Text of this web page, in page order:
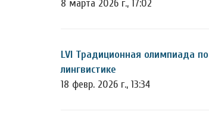
8 марта 2026 г., 17:02
LVI Традиционная олимпиада по
лингвистике
18 февр. 2026 г., 13:34